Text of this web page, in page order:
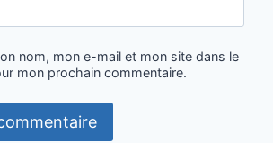
nom, mon e-mail et mon site dans le
mon prochain commentaire.